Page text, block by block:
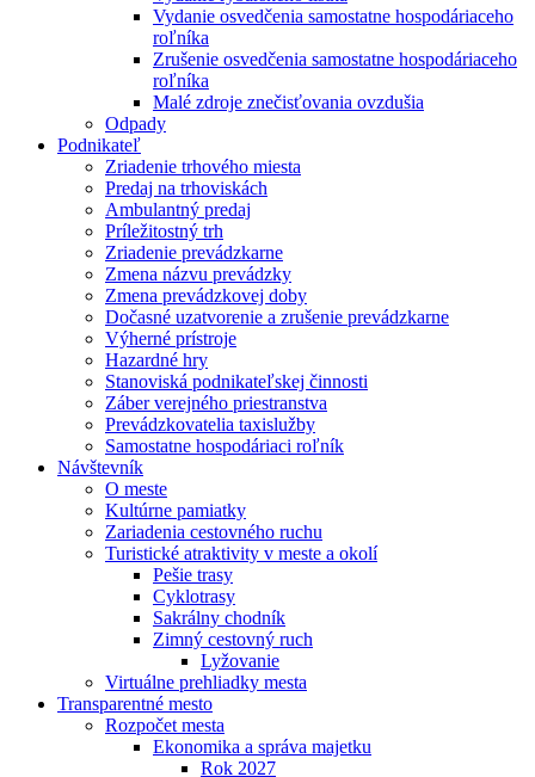
Vydanie osvedčenia samostatne hospodáriaceho
roľníka
Zrušenie osvedčenia samostatne hospodáriaceho
roľníka
Malé zdroje znečisťovania ovzdušia
Odpady
Podnikateľ
Zriadenie trhového miesta
Predaj na trhoviskách
Ambulantný predaj
Príležitostný trh
Zriadenie prevádzkarne
Zmena názvu prevádzky
Zmena prevádzkovej doby
Dočasné uzatvorenie a zrušenie prevádzkarne
Výherné prístroje
Hazardné hry
Stanoviská podnikateľskej činnosti
Záber verejného priestranstva
Prevádzkovatelia taxislužby
Samostatne hospodáriaci roľník
Návštevník
O meste
Kultúrne pamiatky
Zariadenia cestovného ruchu
Turistické atraktivity v meste a okolí
Pešie trasy
Cyklotrasy
Sakrálny chodník
Zimný cestovný ruch
Lyžovanie
Virtuálne prehliadky mesta
Transparentné mesto
Rozpočet mesta
Ekonomika a správa majetku
Rok 2027